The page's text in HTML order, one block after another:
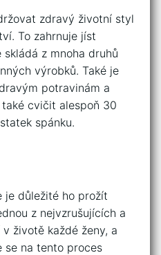
zdravý životní styl
To zahrnuje jíst
z mnoha druhů
výrobků. Také je
potravinám a
také cvičit alespoň 30
spánku.
je důležité ho prožít
z nejvzrušujících a
životě každé ženy, a
se na tento proces